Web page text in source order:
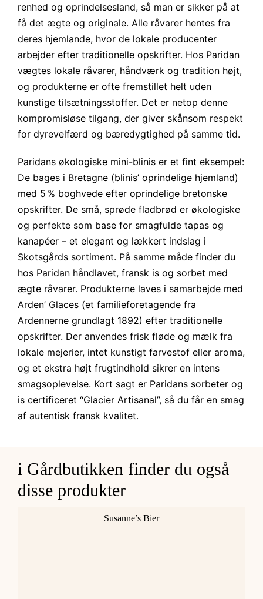
renhed og oprindelsesland, så man er sikker på at
få det ægte og originale. Alle råvarer hentes fra
deres hjemlande, hvor de lokale producenter
arbejder efter traditionelle opskrifter. Hos Paridan
vægtes lokale råvarer, håndværk og tradition højt,
og produkterne er ofte fremstillet helt uden
kunstige tilsætningsstoffer. Det er netop denne
kompromisløse tilgang, der giver skånsom respekt
for dyrevelfærd og bæredygtighed på samme tid.
Paridans økologiske mini-blinis er et fint eksempel:
De bages i Bretagne (blinis’ oprindelige hjemland)
med 5 % boghvede efter oprindelige bretonske
opskrifter. De små, sprøde fladbrød er økologiske
og perfekte som base for smagfulde tapas og
kanapéer – et elegant og lækkert indslag i
Skotsgårds sortiment. På samme måde finder du
hos Paridan håndlavet, fransk is og sorbet med
ægte råvarer. Produkterne laves i samarbejde med
Arden’ Glaces (et familieforetagende fra
Ardennerne grundlagt 1892) efter traditionelle
opskrifter. Der anvendes frisk fløde og mælk fra
lokale mejerier, intet kunstigt farvestof eller aroma,
og et ekstra højt frugtindhold sikrer en intens
smagsoplevelse. Kort sagt er Paridans sorbeter og
is certificeret “Glacier Artisanal”, så du får en smag
af autentisk fransk kvalitet.
i Gårdbutikken finder du også
disse produkter
Susanne’s Bier